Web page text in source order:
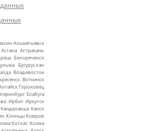
Альметьевск
Астана Астрахань
Белореченск
Бугуруслан
Владивосток
Воткинск
Гороховец
Елабуга
Ирбит Иркутск
Кандалакша Канск
Клинцы Ковров
Котлас Кохма